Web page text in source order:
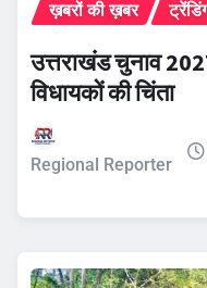
ख़बरों की ख़बर
उत्तराखंड चुनाव
विधायकों की चिंता
Regional Reporter